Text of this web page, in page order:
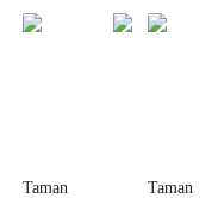
Taman
Taman